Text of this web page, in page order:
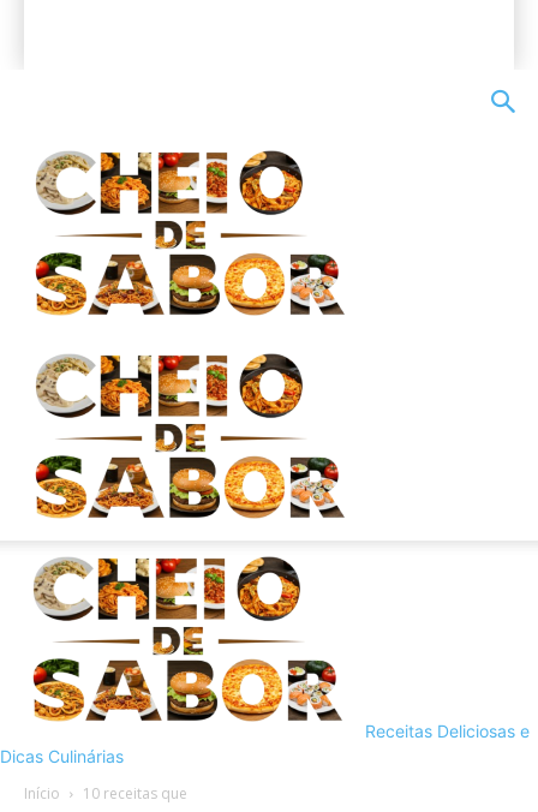
Receitas Deliciosas e
Dicas Culinárias
Início
10 receitas que